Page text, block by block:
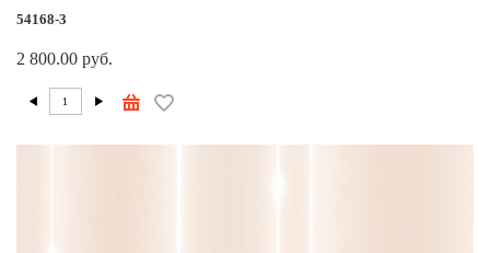
54168-3
2 800.00 руб.